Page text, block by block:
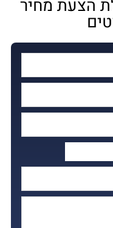
הצעת מחיר